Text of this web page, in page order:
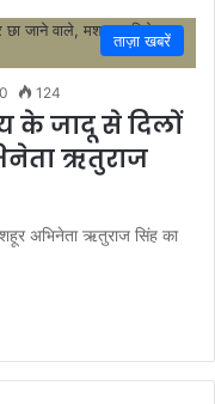
ताज़ा खबरें
0 124
के जादू से दिलों
ऋतुराज
अभिनेता ऋतुराज सिंह का